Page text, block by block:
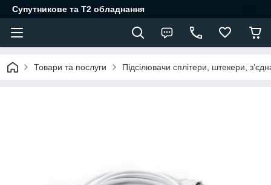
Супутникове та Т2 обладнання
Товари та послуги Підсілювачи сплітери, штекери,